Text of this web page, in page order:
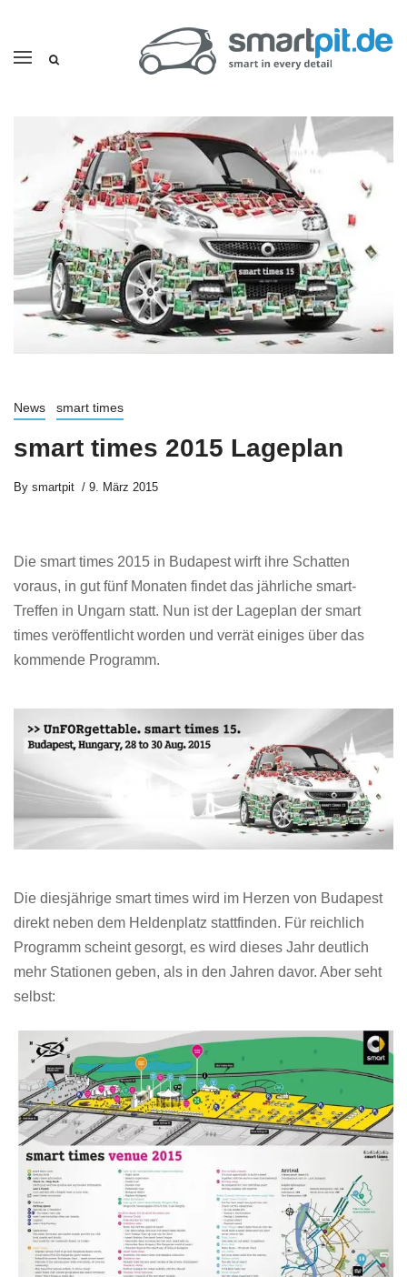
News smart times
smart times 2015 Lageplan
By smartpit 9. März 2015
Die smart times 2015 in Budapest wirft ihre Schatten
voraus, in gut fünf Monaten findet das jährliche smart-
Treffen in Ungarn statt. Nun ist der Lageplan der smart
times veröffentlicht worden und verrät einiges über das
kommende Programm.
Die diesjährige smart times wird im Herzen von Budapest
direkt neben dem Heldenplatz stattfinden. Für reichlich
Programm scheint gesorgt, es wird dieses Jahr deutlich
mehr Stationen geben, als in den Jahren davor. Aber seht
selbst: